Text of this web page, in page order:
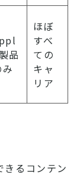
品
ほぼ
すべ
ての
キャ
リア
きるコンテン